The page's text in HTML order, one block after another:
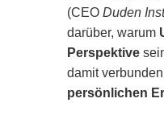
(CEO Duden
darüber, warum
Perspektive
damit
persönlichen